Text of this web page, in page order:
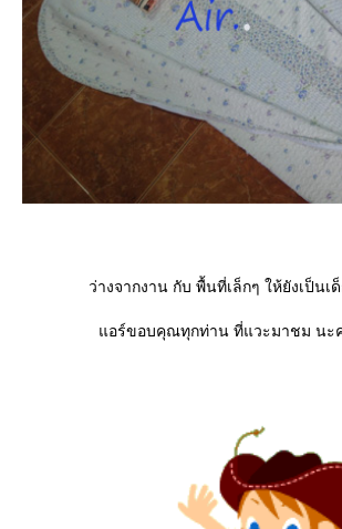
ว่างจากงาน กับ พื้นที่เล็กๆ ให้ยังเป็นเ
อร์ขอบคุณทุกท่าน ที่แวะมาชม นะค